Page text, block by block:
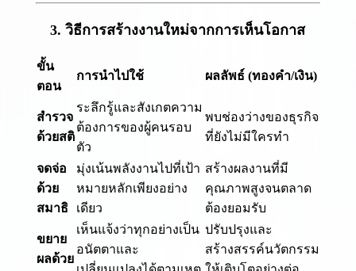
3. วิธีการสร้างงานใหม่จากการเห็นโอกาส
ขั้น
ตอน
การนำไปใช้ ผลลัพธ์ (ทองคำ/เงิน)
สำรวจ
ด้วยสติ
ระลึกรู้และสังเกตความ
ต้องการของผู้คนรอบ
ตัว
พบช่องว่างของธุรกิจ
ที่ยังไม่มีใครทำ
จดจ่อ
ด้วย
สมาธิ
มุ่งเน้นพลังงานไปที่เป้า
หมายหลักเพียงอย่าง
เดียว
สร้างผลงานที่มี
คุณภาพสูงจนตลาด
ต้องยอมรับ
ขยาย
ผลด้วย
เห็นแจ้งว่าทุกอย่างเป็น
อนัตตาและ
ปรับปรุงและ
สร้างสรรค์นวัตกรรม